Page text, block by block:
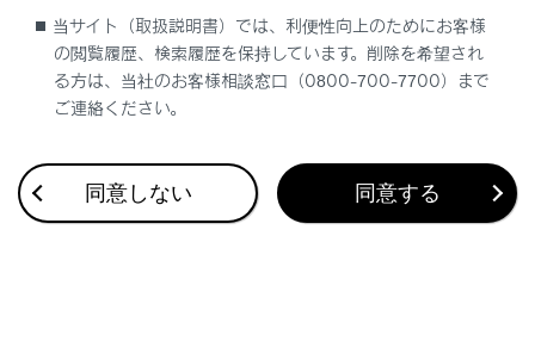
ワンタッチダイヤルを登録する
このページは役に立ちましたか？
当サイト（取扱説明書）では、利便性向上のためにお客様
の閲覧履歴、検索履歴を保持しています。削除を希望され
る方は、当社のお客様相談窓口（0800-700-7700）まで
ご連絡ください。
同意しない 同意する